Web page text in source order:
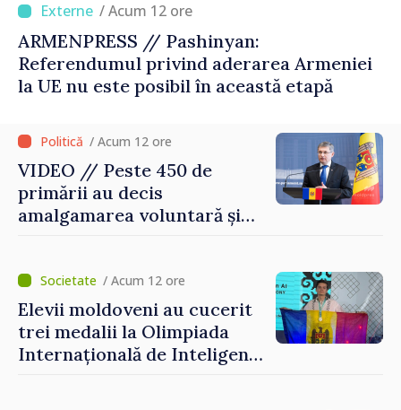
/ Acum 12 ore
ARMENPRESS // Pashinyan:
Referendumul privind aderarea Armeniei
la UE nu este posibil în această etapă
/ Acum 12 ore
VIDEO // Peste 450 de
primării au decis
amalgamarea voluntară și
Grosu: „Este important să
depășim blocajele și să dăm o
șansă localităților să se
dezvolte”
/ Acum 12 ore
Elevii moldoveni au cucerit
trei medalii la Olimpiada
Internațională de Inteligență